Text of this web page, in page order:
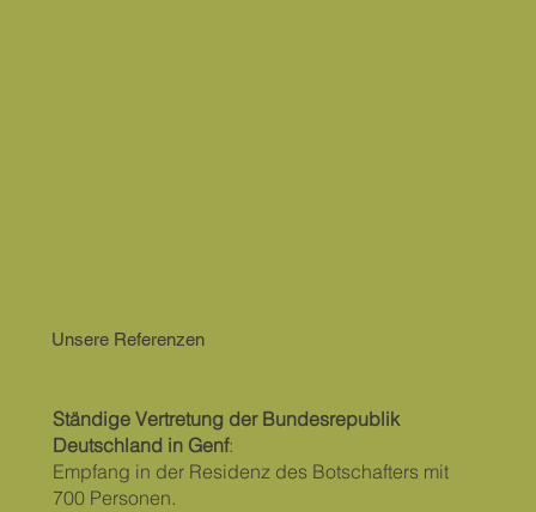
Unsere Referenzen
Ständige Vertretung der Bundesrepublik
Deutschland in Genf:
Empfang in der Residenz des Botschafters mit
700 Personen.